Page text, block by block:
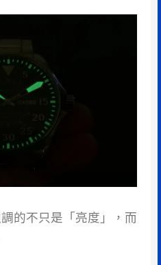
的不只是「亮度」，而